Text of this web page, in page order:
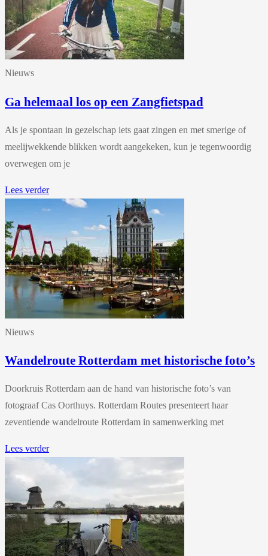
Nieuws
Ga helemaal los op een Zangfietspad
Als je spontaan in gezelschap iets gaat zingen en met smerige of
meelijwekkende blikken wordt aangekeken, kun je tegenwoordig
overwegen om je
Lees verder
Nieuws
Wandelroute Rotterdam met historische foto’s
Doorkruis Rotterdam aan de hand van historische foto’s van
fotograaf Cas Oorthuys. Rotterdam Routes presenteert haar
zeventiende wandelroute Rotterdam in samenwerking met
Lees verder